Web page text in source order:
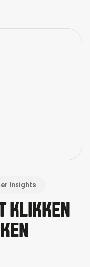
Insights
KLIKKEN